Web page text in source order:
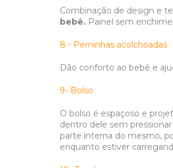
Combinação de design e
bebê. Painel sem
8 - Perninhas acolchoadas
Dão conforto ao bebê e
9- Bolso
O bolso é espaçoso e
dentro dele sem
parte interna do mesmo,
enquanto estiver